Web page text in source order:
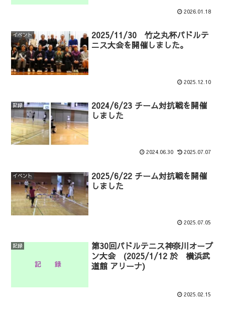
2026.01.18
イベント
2025/11/30 竹之丸杯パドルテ
ニス大会を開催しました。
2025.12.10
記録
2024/6/23 チーム対抗戦を開催
しました
2024.06.30 2025.07.07
イベント
2025/6/22 チーム対抗戦を開催
しました
2025.07.05
記録
第30回パドルテニス神奈川オープ
ン大会 (2025/1/12 於 横浜武
道館 アリーナ)
2025.02.15